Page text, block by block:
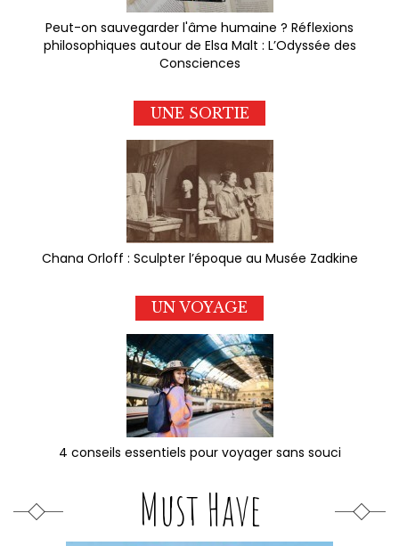
Peut-on sauvegarder l'âme humaine ? Réflexions
philosophiques autour de Elsa Malt : L’Odyssée des
Consciences
UNE SORTIE
Chana Orloff : Sculpter l’époque au Musée Zadkine
UN VOYAGE
4 conseils essentiels pour voyager sans souci
Must Have